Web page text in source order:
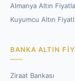
Almanya Altın
Kuyumcu Altın
BANKA ALTIN
Ziraat Bankası